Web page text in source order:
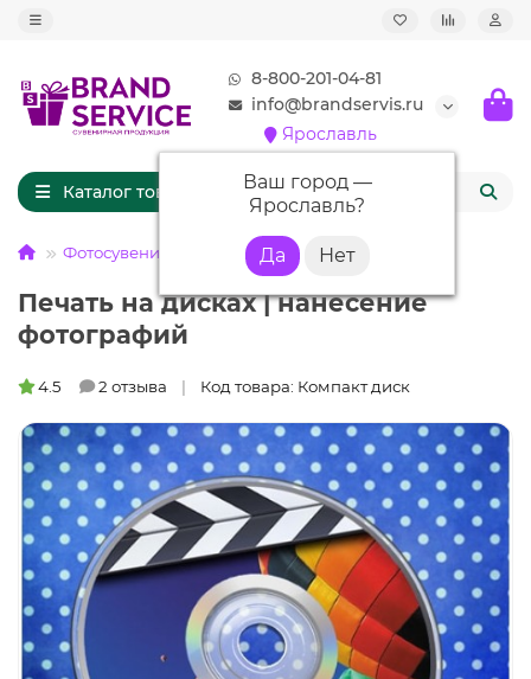
8-800-201-04-81
info@brandservis.ru
Ярославль
Ваш город —
Ярославль?
Каталог товаров
Фотосувениры Прочее Диск
Печать на дисках | нанесение
фотографий
4.5 2 отзыва Код товара: Компакт диск